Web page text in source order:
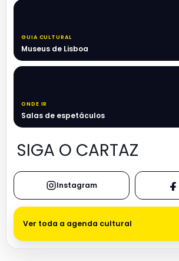
GUIA CULTURAL
Museus de Lisboa
ONDE IR
Salas de espetáculos
SIGA O CARTAZ
Instagram
Ver toda a agenda cultural